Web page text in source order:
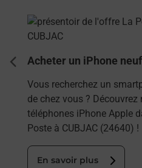
En savoir plus
Acheter un iPhone
Vous recherchez un
de chez vous ?
téléphones iPhone Apple
Poste à CUBJAC (24640) !
En savoir plus